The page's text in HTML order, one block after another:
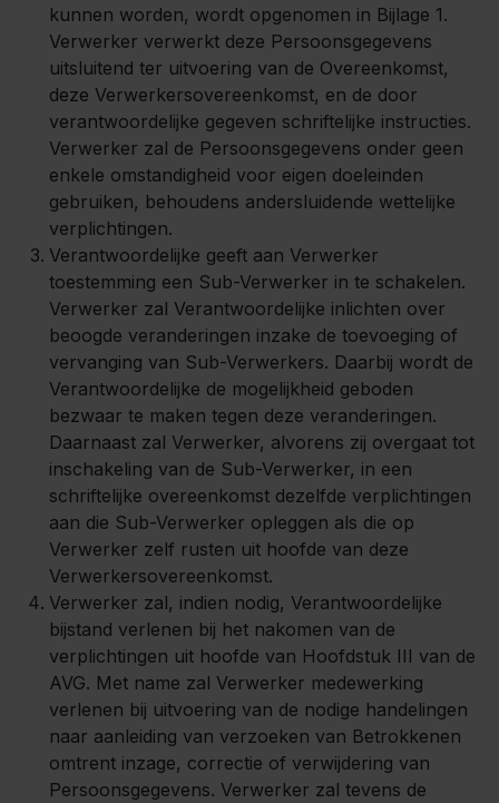
kunnen worden, wordt opgenomen in Bijlage 1.
Verwerker verwerkt deze Persoonsgegevens
uitsluitend ter uitvoering van de Overeenkomst,
deze Verwerkersovereenkomst, en de door
verantwoordelijke gegeven schriftelijke instructies.
Verwerker zal de Persoonsgegevens onder geen
enkele omstandigheid voor eigen doeleinden
gebruiken, behoudens andersluidende wettelijke
verplichtingen.
Verantwoordelijke geeft aan Verwerker
toestemming een Sub-Verwerker in te schakelen.
Verwerker zal Verantwoordelijke inlichten over
beoogde veranderingen inzake de toevoeging of
vervanging van Sub-Verwerkers. Daarbij wordt de
Verantwoordelijke de mogelijkheid geboden
bezwaar te maken tegen deze veranderingen.
Daarnaast zal Verwerker, alvorens zij overgaat tot
inschakeling van de Sub-Verwerker, in een
schriftelijke overeenkomst dezelfde verplichtingen
aan die Sub-Verwerker opleggen als die op
Verwerker zelf rusten uit hoofde van deze
Verwerkersovereenkomst.
Verwerker zal, indien nodig, Verantwoordelijke
bijstand verlenen bij het nakomen van de
verplichtingen uit hoofde van Hoofdstuk III van de
AVG. Met name zal Verwerker medewerking
verlenen bij uitvoering van de nodige handelingen
naar aanleiding van verzoeken van Betrokkenen
omtrent inzage, correctie of verwijdering van
Persoonsgegevens. Verwerker zal tevens de